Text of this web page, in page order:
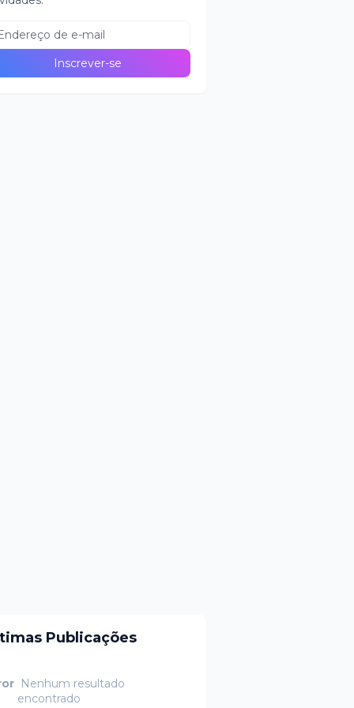
Publicações
Nenhum resultado
encontrado